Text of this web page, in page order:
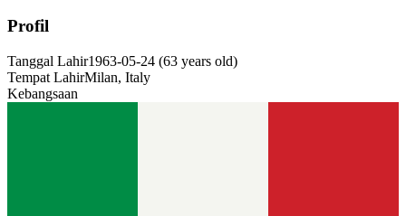
Profil
Tanggal Lahir1963-05-24 (63 years old)
Tempat LahirMilan, Italy
Kebangsaan